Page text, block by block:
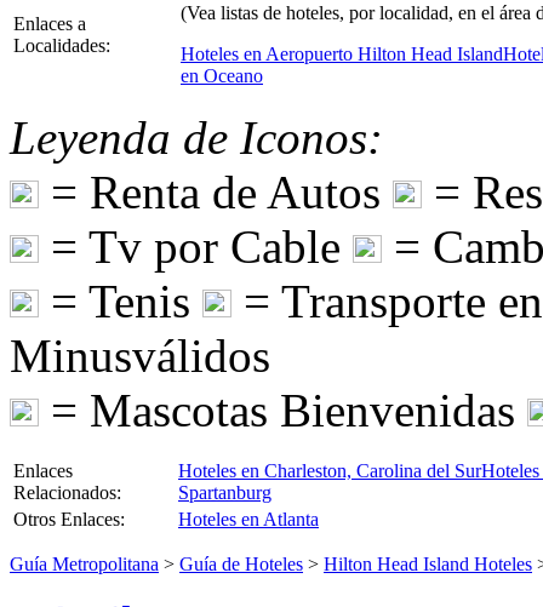
Enlaces a
Localidades:
(Vea listas de hoteles, por localidad, en el
Hoteles en Aeropuerto Hilton Head Island
en Oceano
Leyenda de Iconos:
= Renta de Autos
=
= Tv por Cable
=
= Tenis
= Transporte
Minusválidos
= Mascotas Bienvenidas
Enlaces
Relacionados:
Hoteles en Charleston, Carolina del Sur
Spartanburg
Otros Enlaces:
Hoteles en Atlanta
Guía Metropolitana > Guía de Hoteles > Hilton Head Island Hoteles